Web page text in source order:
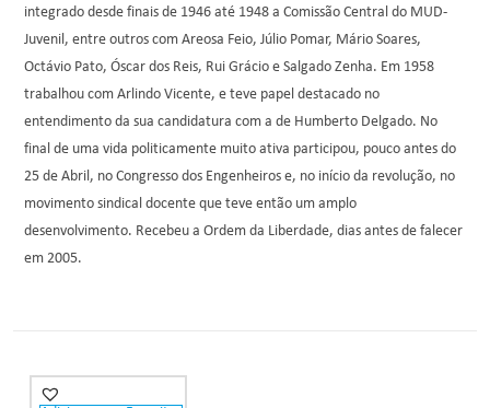
integrado desde finais de 1946 até 1948 a Comissão Central do MUD-
Juvenil, entre outros com Areosa Feio, Júlio Pomar, Mário Soares,
Octávio Pato, Óscar dos Reis, Rui Grácio e Salgado Zenha. Em 1958
trabalhou com Arlindo Vicente, e teve papel destacado no
entendimento da sua candidatura com a de Humberto Delgado. No
final de uma vida politicamente muito ativa participou, pouco antes do
25 de Abril, no Congresso dos Engenheiros e, no início da revolução, no
movimento sindical docente que teve então um amplo
desenvolvimento. Recebeu a Ordem da Liberdade, dias antes de falecer
em 2005.